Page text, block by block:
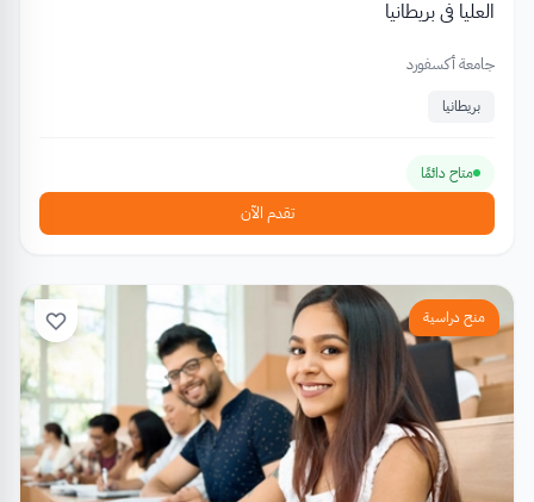
العليا في بريطانيا
جامعة أكسفورد
بريطانيا
متاح دائمًا
تقدم الآن
منح دراسية